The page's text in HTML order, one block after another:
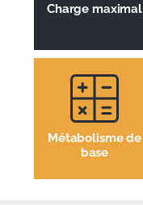
Charge maximal
Métabolisme de
base